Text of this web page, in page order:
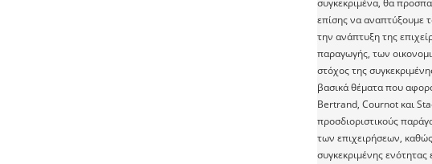
συγκεκριμένα, θα
επίσης να αναπτύξουμε
την ανάπτυξη της
παραγωγής, των
στόχος της
βασικά θέματα που
Bertrand, Cournot και
προσδιοριστικούς
των επιχειρήσεων,
συγκεκριμένης